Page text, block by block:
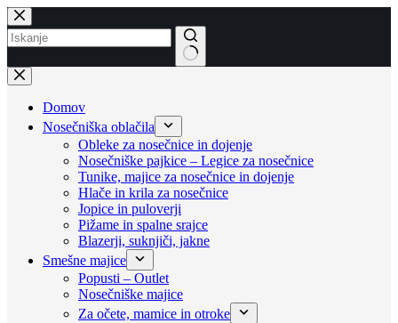
Skip
to
content
No
results
Domov
Nosečniška oblačila
Obleke za nosečnice in dojenje
Nosečniške pajkice – Legice za nosečnice
Tunike, majice za nosečnice in dojenje
Hlače in krila za nosečnice
Jopice in puloverji
Pižame in spalne srajce
Blazerji, suknjiči, jakne
Smešne majice
Popusti – Outlet
Nosečniške majice
Za očete, mamice in otroke